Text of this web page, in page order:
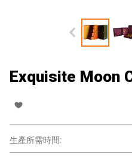
Exquisite Moon
生產所需時間: